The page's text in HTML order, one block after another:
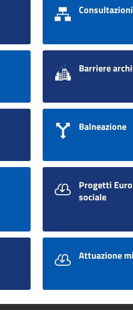
Barriere
Balneazione
Progetti
sociale
Attuazione